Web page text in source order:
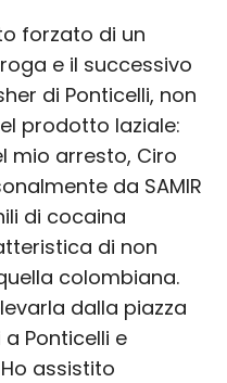
forzato di un
e il successivo
di Ponticelli, non
prodotto laziale:
mio arresto, Ciro
da SAMIR
di cocaina
di non
colombiana.
dalla piazza
Ponticelli e
assistito